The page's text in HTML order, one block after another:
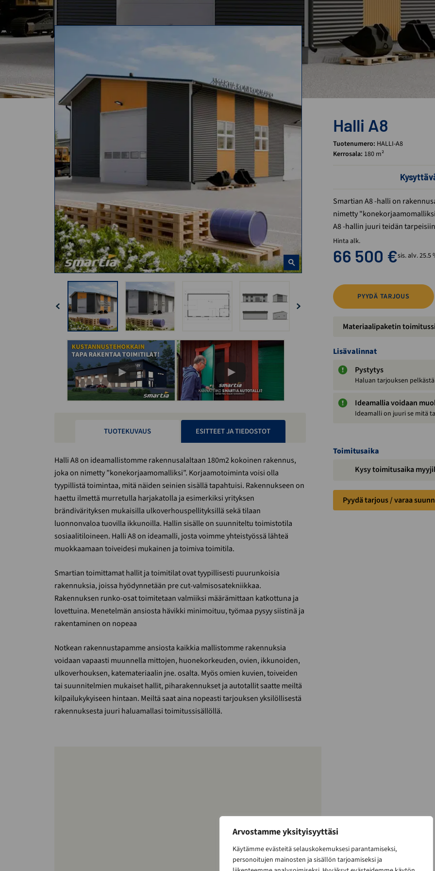
Arvostamme yksityisyyttäsi
Käytämme evästeitä selauskokemuksesi parantamiseksi,
personoitujen mainosten ja sisällön tarjoamiseksi ja
Halli A8
Tuotenumero: HALLI-A8
Kerrosala: 180 m²
Smartian A8 -halli on
nimetty
A8 -hallin juuri teidän
Hinta alk.
66 500 €sis. alv. 25.5
PYYDÄ TARJOUS
Materiaalipaketin
Lisävalinnat
Pystytys
Haluan tarjouksen
Ideamallia voidaan
Ideamalli on juuri se mitä
Toimitusaika
Kysy toimitusaika
Pyydä tarjous / varaa
TUOTEKUVAUS ESITTEET JA TIEDOSTOT
Halli A8 on ideamallistomme rakennusalaltaan 180m2 kokoinen rakennus,
joka on nimetty ”konekorjaamomalliksi”. Korjaamotoiminta voisi olla
tyypillistä toimintaa, mitä näiden seinien sisällä tapahtuisi. Rakennukseen on
haettu ilmettä murretulla harjakatolla ja esimerkiksi yrityksen
brändivärityksen mukaisilla ulkoverhouspellityksillä sekä tilaan
luonnonvaloa tuovilla ikkunoilla. Hallin sisälle on suunniteltu toimistotila
sosiaalitiloineen. Halli A8 on ideamalli, josta voimme yhteistyössä lähteä
muokkaamaan toiveidesi mukainen ja toimiva toimitila.
Smartian toimittamat hallit ja toimitilat ovat tyypillisesti puurunkoisia
rakennuksia, joissa hyödynnetään pre cut-valmisosatekniikkaa.
Rakennuksen runko-osat toimitetaan valmiiksi määrämittaan katkottuna ja
lovettuina. Menetelmän ansiosta hävikki minimoituu, työmaa pysyy siistinä ja
rakentaminen on nopeaa
Notkean rakennustapamme ansiosta kaikkia mallistomme rakennuksia
voidaan vapaasti muunnella mittojen, huonekorkeuden, ovien, ikkunoiden,
ulkoverhouksen, katemateriaalin jne. osalta. Myös omien kuvien, toiveiden
tai suunnitelmien mukaiset hallit, piharakennukset ja autotallit saatte meiltä
kilpailukykyiseen hintaan. Meiltä saat aina nopeasti tarjouksen yksilöllisestä
rakennuksesta juuri haluamallasi toimitussisällöllä.